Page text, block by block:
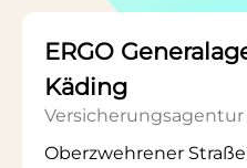
ERGO
Käding
Versicherungsagentur
Oberzwehrener Straße